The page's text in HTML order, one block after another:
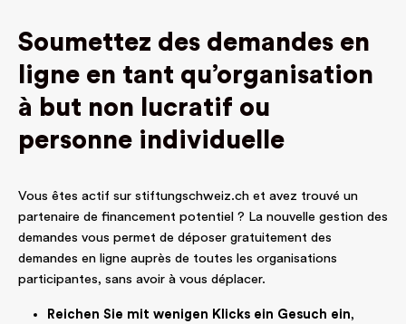
Soumettez des demandes en
ligne en tant qu’organisation
à but non lucratif ou
personne individuelle
Vous êtes actif sur stiftungschweiz.ch et avez trouvé un
partenaire de financement potentiel ? La nouvelle gestion des
demandes vous permet de déposer gratuitement des
demandes en ligne auprès de toutes les organisations
participantes, sans avoir à vous déplacer.
Reichen Sie mit wenigen Klicks ein Gesuch ein,